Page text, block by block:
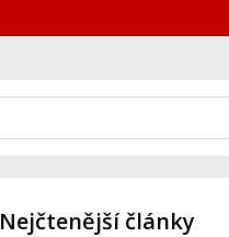
Nejčtenější články